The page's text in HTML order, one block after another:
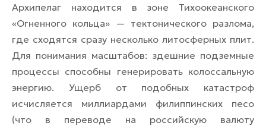
Архипелаг находится в зоне Тихоокеанского
«Огненного кольца» — тектонического разлома,
где сходятся сразу несколько литосферных плит.
Для понимания масштабов: здешние подземные
процессы способны генерировать колоссальную
энергию. Ущерб от подобных катастроф
исчисляется миллиардами филиппинских песо
(что в переводе на российскую валюту